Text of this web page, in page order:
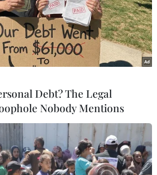
Giải vô địch Taekwondo
giành 2 HCV nội dung
Debt? The Legal
Nobody Mentions